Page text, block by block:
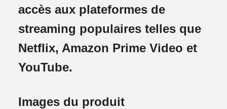
accès aux plateformes de
streaming populaires telles que
Netflix, Amazon Prime Video et
YouTube.
Images du produit